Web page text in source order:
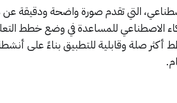
التي تقدم صورة واضحة ودقيقة عن
الاصطناعي للمساعدة في وضع خطط
صلة وقابلية للتطبيق بناءً على